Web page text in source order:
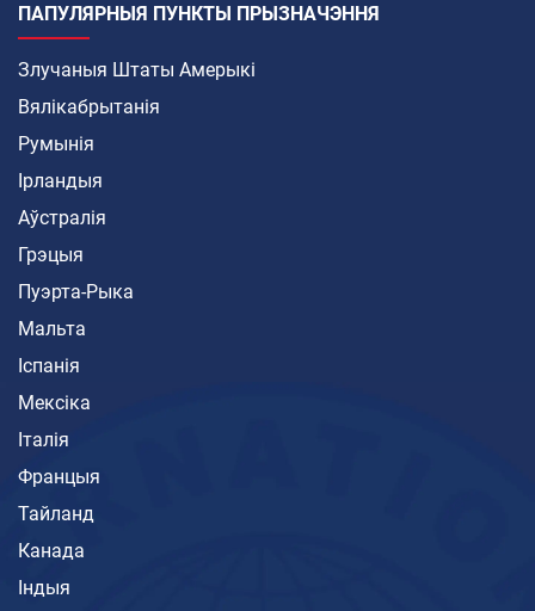
ПАПУЛЯРНЫЯ ПУНКТЫ ПРЫЗНАЧЭННЯ
Злучаныя Штаты Амерыкі
Вялікабрытанія
Румынія
Ірландыя
Аўстралія
Грэцыя
Пуэрта-Рыка
Мальта
Іспанія
Мексіка
Італія
Францыя
Тайланд
Канада
Індыя